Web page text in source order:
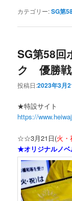
カテゴリー:SG第
SG第58回
ク 優勝
投稿日:2023年3月
★特設サイト
https://
☆☆3月21日(火・
★オリジナルノベ